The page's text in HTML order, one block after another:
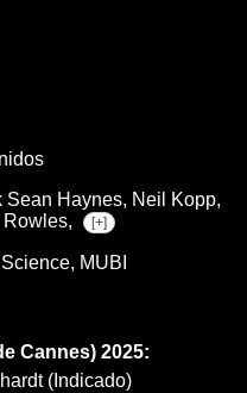
Sean Haynes, Neil Kopp,
Rowles, [+]
MUBI
Cannes) 2025:
(Indicado)